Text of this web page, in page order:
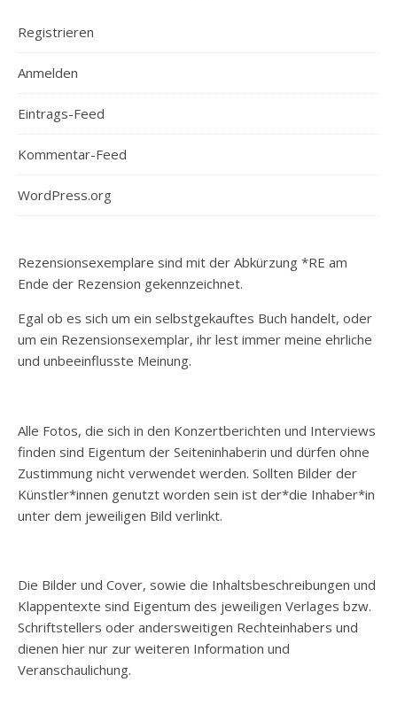
Registrieren
Anmelden
Eintrags-Feed
Kommentar-Feed
WordPress.org
Rezensionsexemplare sind mit der Abkürzung *RE am
Ende der Rezension gekennzeichnet.
Egal ob es sich um ein selbstgekauftes Buch handelt, oder
um ein Rezensionsexemplar, ihr lest immer meine ehrliche
und unbeeinflusste Meinung.
Alle Fotos, die sich in den Konzertberichten und Interviews
finden sind Eigentum der Seiteninhaberin und dürfen ohne
Zustimmung nicht verwendet werden. Sollten Bilder der
Künstler*innen genutzt worden sein ist der*die Inhaber*in
unter dem jeweiligen Bild verlinkt.
Die Bilder und Cover, sowie die Inhaltsbeschreibungen und
Klappentexte sind Eigentum des jeweiligen Verlages bzw.
Schriftstellers oder andersweitigen Rechteinhabers und
dienen hier nur zur weiteren Information und
Veranschaulichung.